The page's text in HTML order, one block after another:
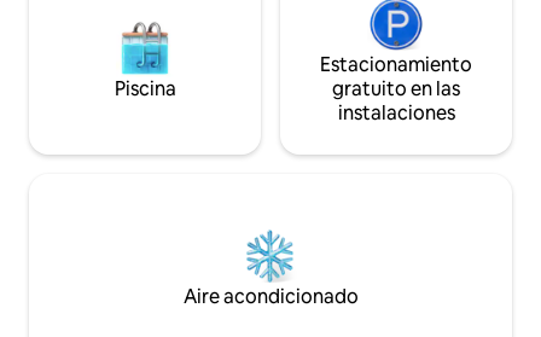
Piscina
Estacionamiento
gratuito en las
instalaciones
Aire acondicionado